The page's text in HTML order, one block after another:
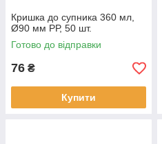
Кришка до супника 360 мл,
Ø90 мм РР, 50 шт.
Готово до відправки
76 ₴
Купити